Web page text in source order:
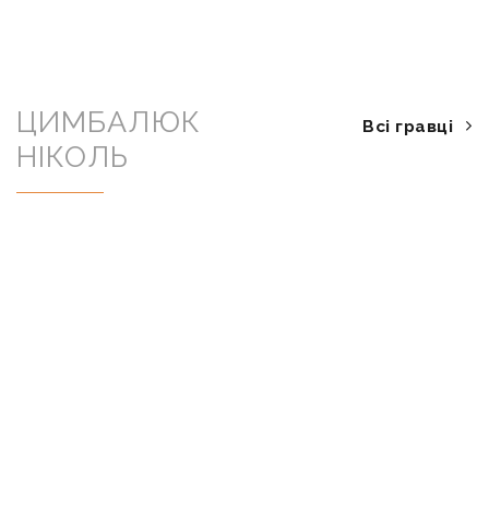
ЦИМБАЛЮК
НІКОЛЬ
Всі гравці